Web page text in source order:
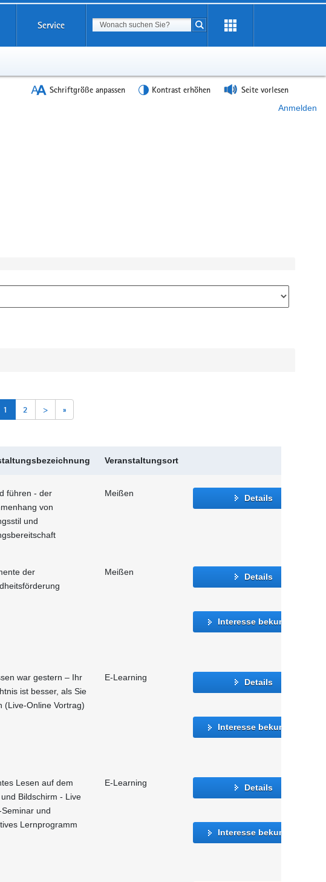
Service Suchbegriff
Suche starten
Schriftgröße anpassen Kontrast erhöhen Seite vorlesen
Anmelden
1 2 > »
Veranstaltungsort
führen - der
von
und
Meißen Details
der
Meißen Details
Interesse bekunden
war gestern – Ihr
ist besser, als Sie
(Live-Online Vortrag)
E-Learning Details
Interesse bekunden
Lesen auf dem
Bildschirm - Live
und
Lernprogramm
E-Learning Details
Interesse bekunden